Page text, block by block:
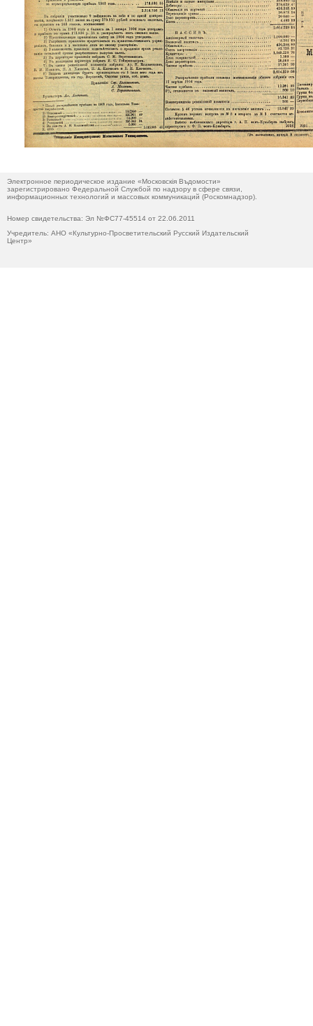
Электронное периодическое издание «Московскiя Въдомости»
зарегистрировано Федеральной Службой по надзору в сфере связи,
информационных технологий и массовых коммуникаций (Роскомнадзор).
Номер свидетельства: Эл №ФС77-45514 от 22.06.2011
Учредитель: АНО «Культурно-Просветительский Русский Издательский
Центр»